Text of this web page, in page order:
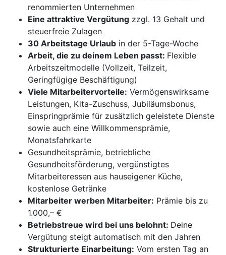
renommierten Unternehmen
Eine attraktive Vergütung zzgl. 13 Gehalt und
steuerfreie Zulagen
30 Arbeitstage Urlaub in der 5-Tage-Woche
Arbeit, die zu deinem Leben passt: Flexible
Arbeitszeitmodelle (Vollzeit, Teilzeit,
Geringfügige Beschäftigung)
Viele Mitarbeitervorteile: Vermögenswirksame
Leistungen, Kita-Zuschuss, Jubiläumsbonus,
Einspringprämie für zusätzlich geleistete Dienste
sowie auch eine Willkommensprämie,
Monatsfahrkarte
Gesundheitsprämie, betriebliche
Gesundheitsförderung, vergünstigtes
Mitarbeiteressen aus hauseigener Küche,
kostenlose Getränke
Mitarbeiter werben Mitarbeiter: Prämie bis zu
1.000,– €
Betriebstreue wird bei uns belohnt: Deine
Vergütung steigt automatisch mit den Jahren
Strukturierte Einarbeitung: Vom ersten Tag an